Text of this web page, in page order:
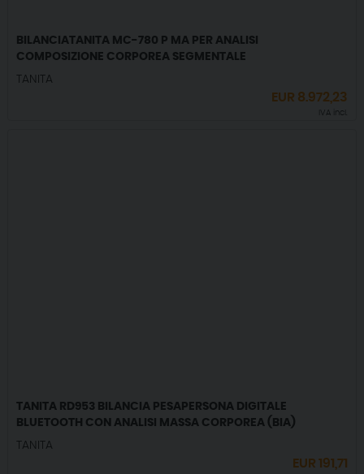
BILANCIATANITA MC-780 P MA PER ANALISI
COMPOSIZIONE CORPOREA SEGMENTALE
TANITA
EUR 8.972,23
IVA incl.
TANITA RD953 BILANCIA PESAPERSONA DIGITALE
BLUETOOTH CON ANALISI MASSA CORPOREA (BIA)
TANITA
EUR191,71